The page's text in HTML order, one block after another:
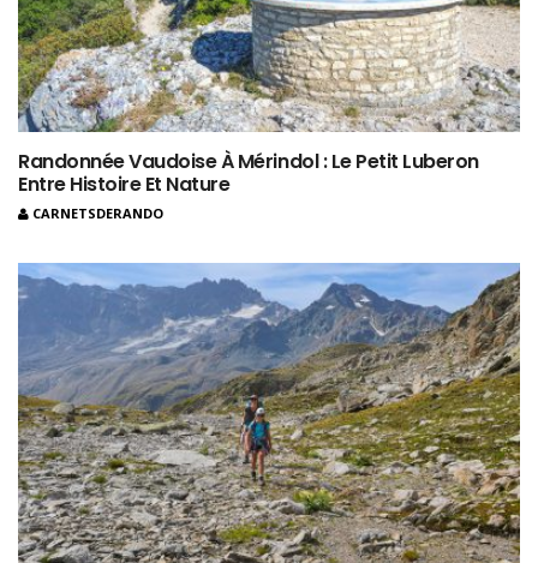
Randonnée Vaudoise À Mérindol : Le Petit Luberon
Entre Histoire Et Nature
CARNETSDERANDO